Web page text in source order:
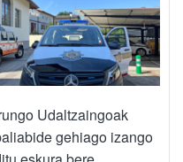
Udaltzaingoak
gehiago izango